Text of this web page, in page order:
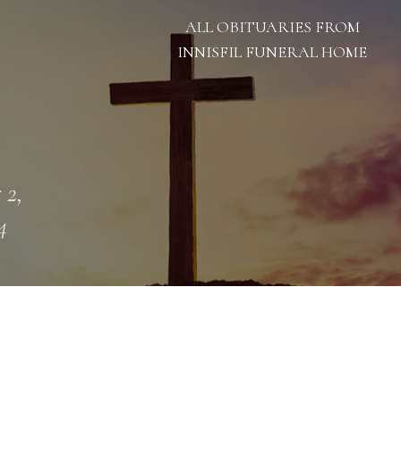
ALL OBITUARIES FROM
INNISFIL FUNERAL HOME